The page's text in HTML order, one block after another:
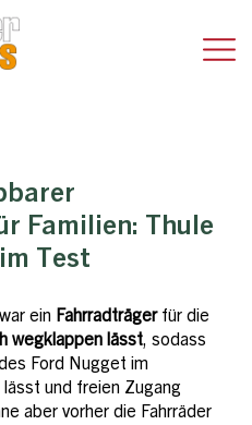
Familien: Thule
Test
ein Fahrradträgerfür die
wegklappen lässt, sodass
Ford Nugget im
und freien Zugang
aber vorher die Fahrräder